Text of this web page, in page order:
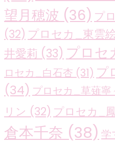
望月穂波 (36) プ
(32) プロセカ_東雲
井愛莉 (33) プロセ
ロセカ_白石杏 (31) プ
(34) プロセカ_草薙寧
リン (32) プロセカ_
倉本千奈 (38) 学